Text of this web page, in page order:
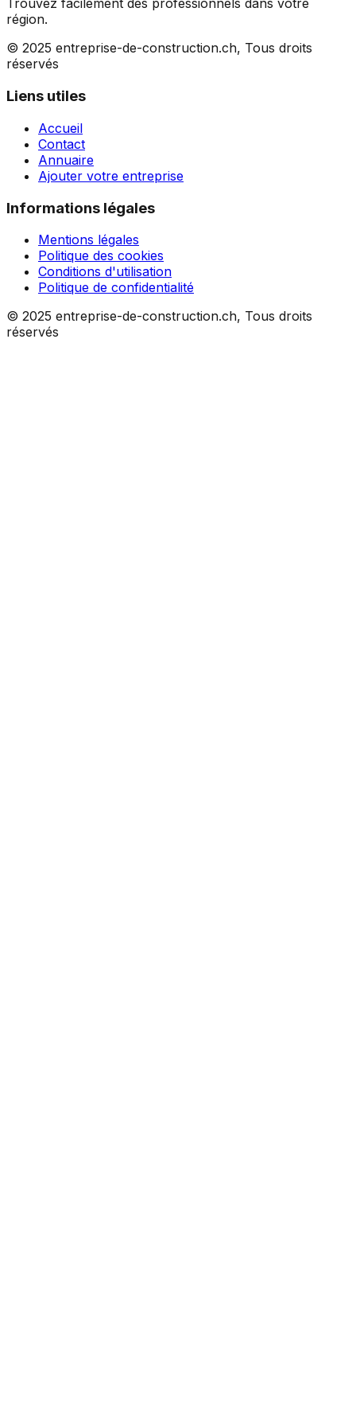
Trouvez facilement des professionnels dans votre
région.
© 2025 entreprise-de-construction.ch, Tous droits
réservés
Liens utiles
Accueil
Contact
Annuaire
Ajouter votre entreprise
Informations légales
Mentions légales
Politique des cookies
Conditions d'utilisation
Politique de confidentialité
© 2025 entreprise-de-construction.ch, Tous droits
réservés